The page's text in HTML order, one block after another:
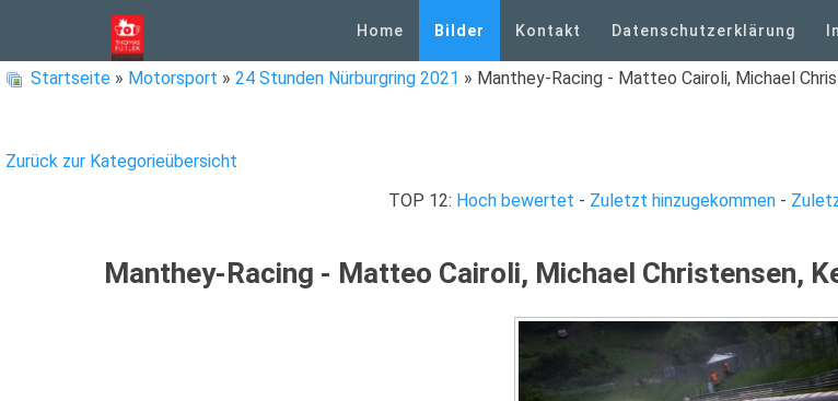
Home Bilder Kontakt Datenschutzerklärung
Startseite » Motorsport » 24 Stunden Nürburgring 2021 » Manthey-Racing - Matteo Cairoli, Michael
Zurück zur Kategorieübersicht
TOP 12: Hoch bewertet - Zuletzt hinzugekommen-
Manthey-Racing - Matteo Cairoli, Michael Christensen,